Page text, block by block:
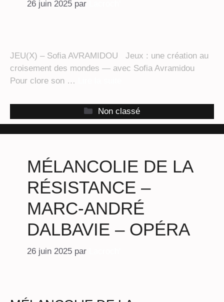
26 juin 2025 par
JEU(X) – Sofia AVRAMIDOU Jeux : une création au
croisement des mondes — avec Sofia Avramidou
Pour clore son …
Catégories
Non classé
MÉLANCOLIE DE LA
RÉSISTANCE –
MARC-ANDRÉ
DALBAVIE – OPÉRA
26 juin 2025 par